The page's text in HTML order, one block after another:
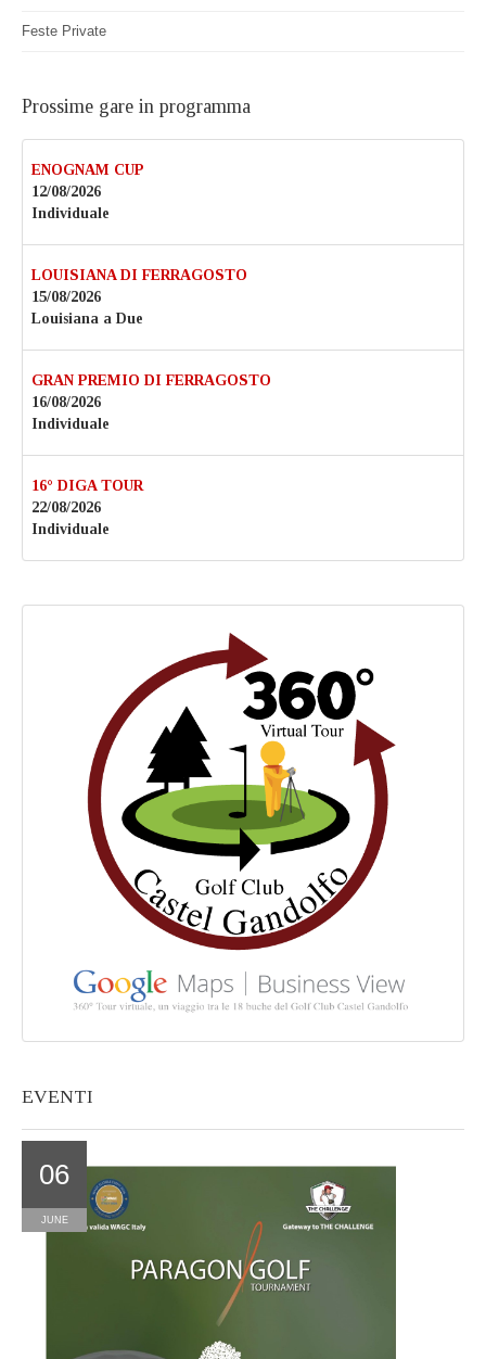
Feste Private
Prossime gare in programma
ENOGNAM CUP
12/08/2026
Individuale
LOUISIANA DI FERRAGOSTO
15/08/2026
Louisiana a Due
GRAN PREMIO DI FERRAGOSTO
16/08/2026
Individuale
16° DIGA TOUR
22/08/2026
Individuale
EVENTI
06
JUNE